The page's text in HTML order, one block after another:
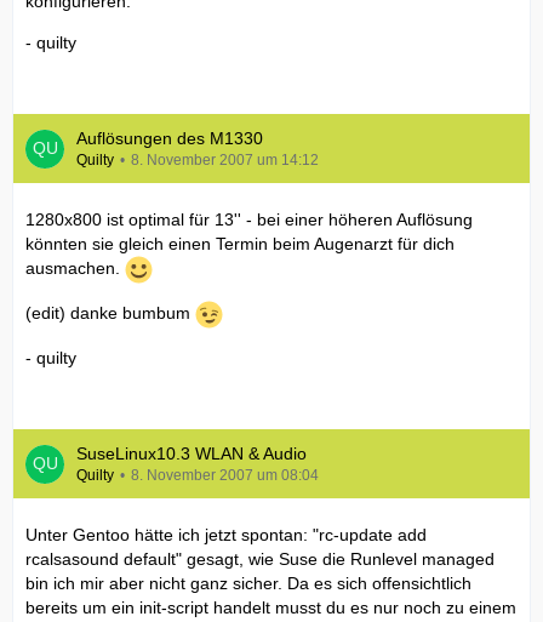
- quilty
Auflösungen des M1330
Quilty 8. November 2007 um 14:12
1280x800 ist optimal für 13'' - bei einer höheren Auflösung
könnten sie gleich einen Termin beim Augenarzt für dich
ausmachen.
(edit) danke bumbum
- quilty
SuseLinux10.3 WLAN & Audio
Quilty 8. November 2007 um 08:04
Unter Gentoo hätte ich jetzt spontan: "rc-update add
rcalsasound default" gesagt, wie Suse die Runlevel managed
bin ich mir aber nicht ganz sicher. Da es sich offensichtlich
bereits um ein init-script handelt musst du es nur noch zu einem